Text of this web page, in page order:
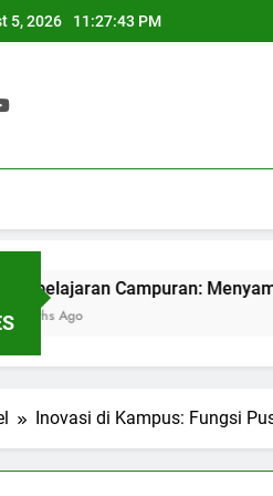
5, 2026 11:27:43 PM
Campuran: Menyambut
Inovasi di Kampus: Fungsi